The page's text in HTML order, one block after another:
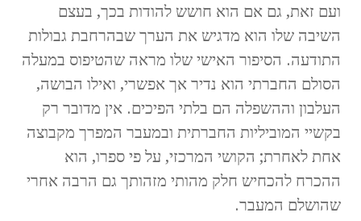
ועם זאת, גם אם הוא חושש להודות בכך, בעצם
השיבה שלו הוא מדגיש את הערך שבהרחבת גבולות
התודעה. הסיפור האישי שלו מראה שהטיפוס במעלה
הסולם החברתי הוא נדיר אך אפשרי, ואילו הבושה,
העלבון וההשפלה הם בלתי הפיכים. אין מדובר רק
בקשיי המוביליות החברתית ובמעבר המפרך מקבוצה
אחת לאחרת; הקושי המרכזי, על פי ספרו, הוא
ההכרח להכחיש חלק מהותי מזהותך גם הרבה אחרי
שהושלם המעבר.